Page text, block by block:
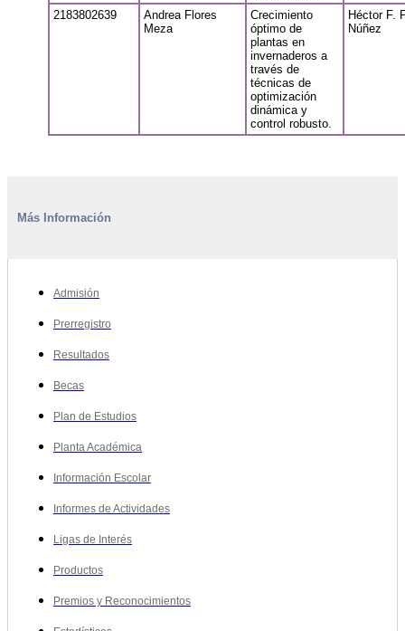
2183802639
Andrea Flores
Meza
Crecimiento
óptimo de
plantas en
invernaderos a
través de
técnicas de
optimización
dinámica y
control robusto.
Héctor F.
Núñez
Más Información
Admisión
Prerregistro
Resultados
Becas
Plan de Estudios
Planta Académica
Información Escolar
Informes de Actividades
Ligas de Interés
Productos
Premios y Reconocimientos